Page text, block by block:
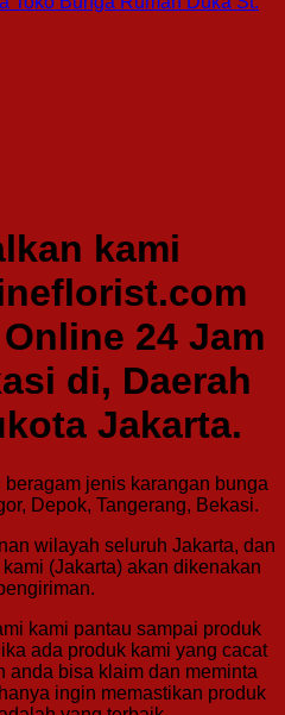
kami
24 Jam
di, Daerah
Jakarta.
jenis karangan bunga
Depok, Tangerang, Bekasi.
wilayah seluruh Jakarta, dan
(Jakarta) akan dikenakan
kami pantau sampai produk
ada produk kami yang cacat
anda bisa klaim dan meminta
ingin memastikan produk